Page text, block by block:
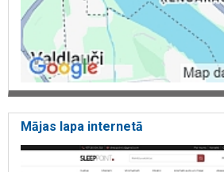
Mājas lapa internetā